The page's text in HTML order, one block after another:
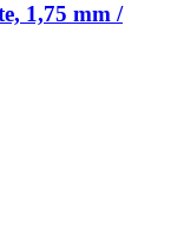
1,75 mm /